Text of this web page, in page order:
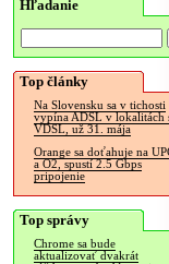
Hľadanie
Top články
Na Slovensku sa v tichosti
vypína ADSL v lokalitách
VDSL, už 31. mája
Orange sa doťahuje na
a O2, spustí 2.5 Gbps
pripojenie
Top správy
Chrome sa bude
aktualizovať dvakrát